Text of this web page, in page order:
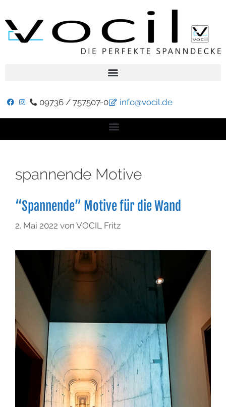
09736 / 757507-0 info@vocil.de
spannende Motive
“Spannende” Motive für die Wand
2. Mai 2022 von VOCIL Fritz